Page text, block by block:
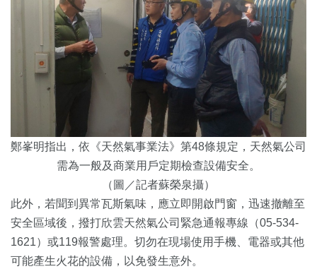
鄭峯明指出，依《天然氣事業法》第48條規定，天然氣公司
需為一般及商業用戶定期檢查設備安全。
（圖／記者蘇榮泉攝）
此外，若聞到異常瓦斯氣味，應立即開啟門窗，迅速撤離至
安全區域後，撥打欣雲天然氣公司緊急通報專線（05-534-
1621）或119報警處理。切勿在現場使用手機、電器或其他
可能產生火花的設備，以免發生意外。